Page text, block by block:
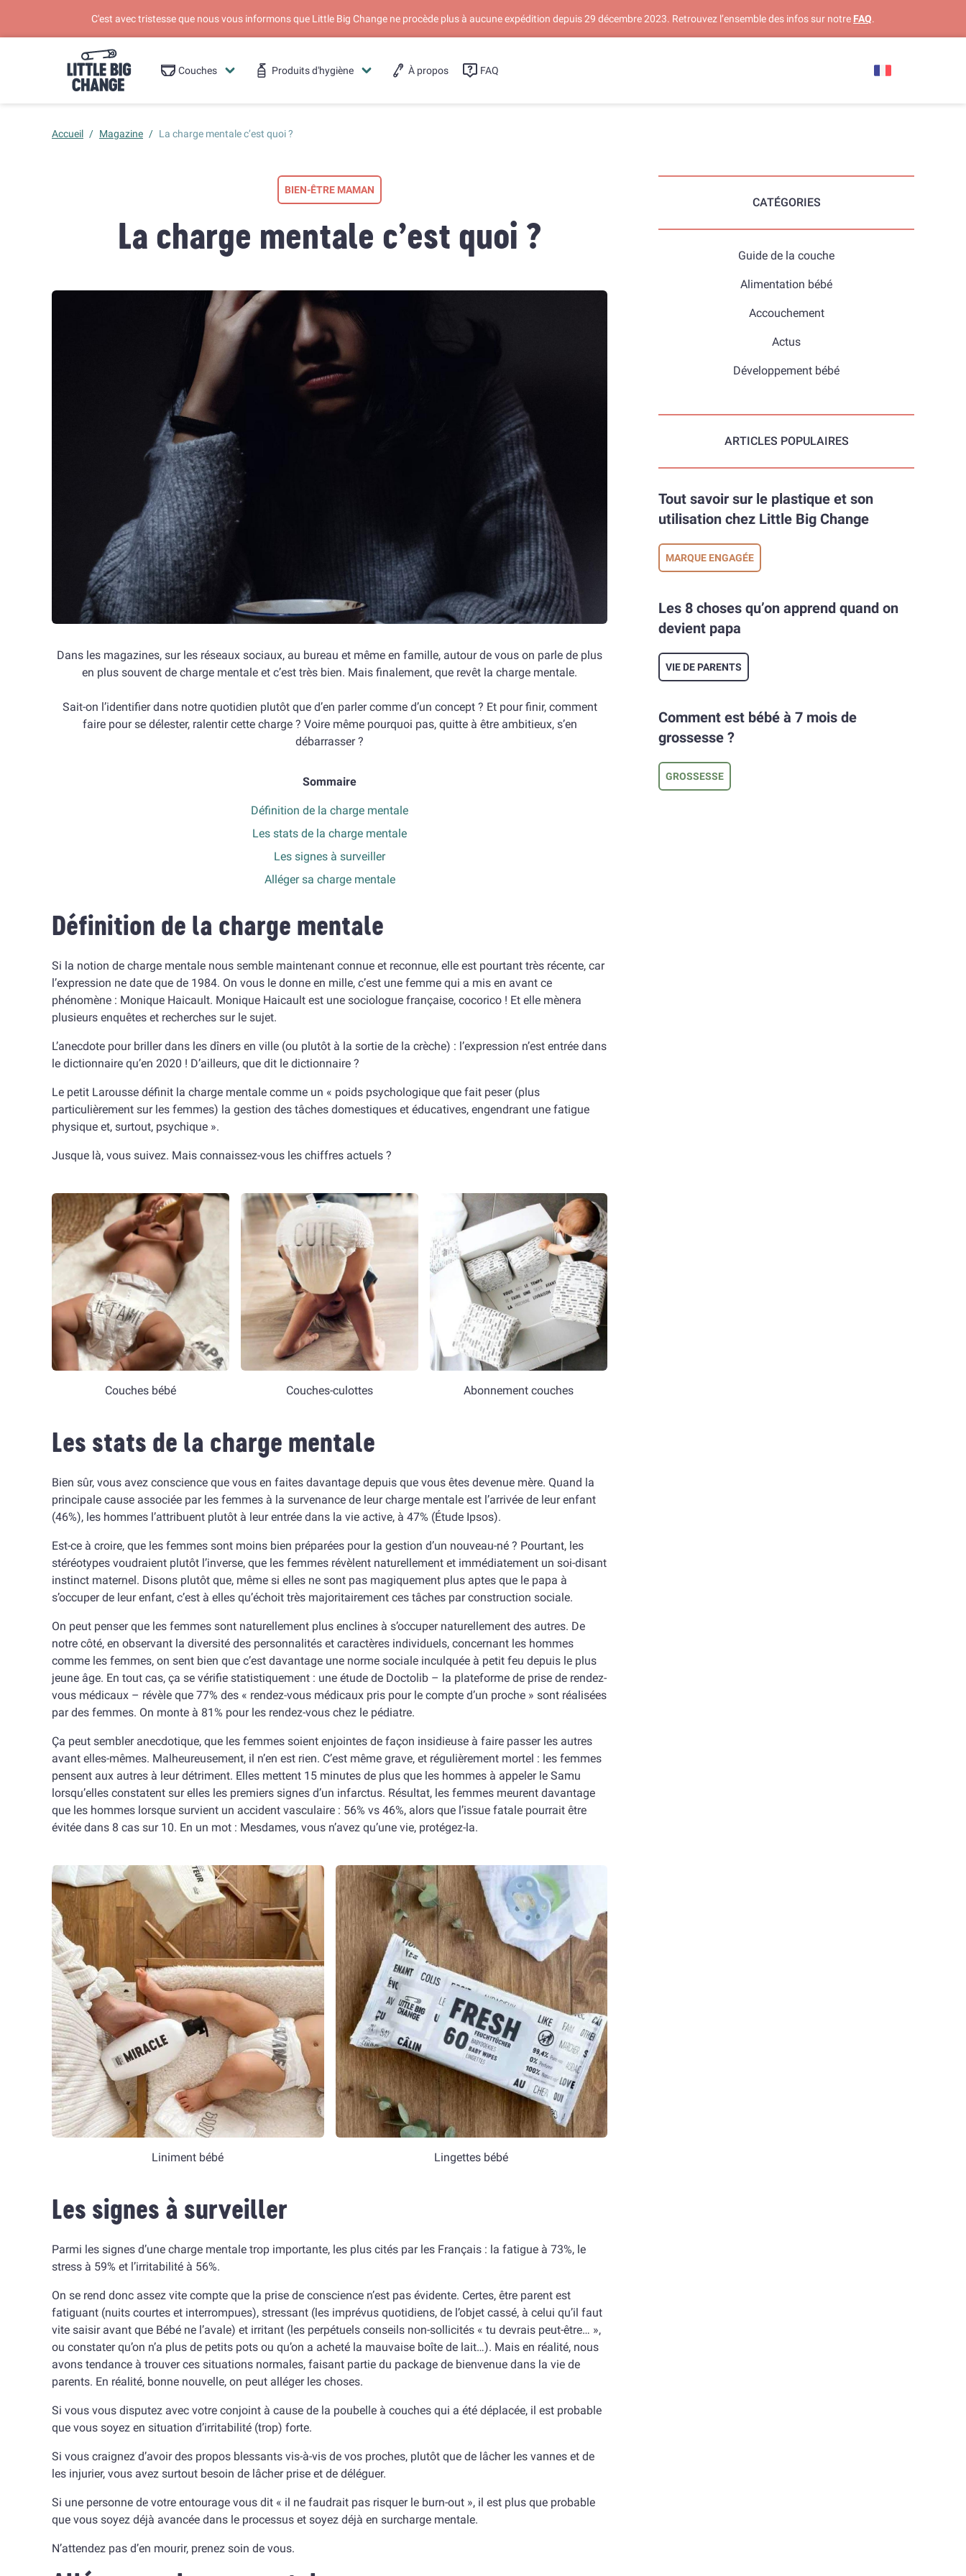
C'est avec tristesse que nous vous informons que Little Big Change ne procède plus à aucune expédition depuis 29 décembre 2023. Retrouvez l’ensemble des infos sur notre FAQ.
Couches Produits d'hygiène À propos FAQ
Accueil / Magazine / La charge mentale c’est quoi ?
BIEN-ÊTRE MAMAN
La charge mentale c’est quoi ?
Dans les magazines, sur les réseaux sociaux, au bureau et même en famille, autour de vous on parle de plus
en plus souvent de charge mentale et c’est très bien. Mais finalement, que revêt la charge mentale.
Sait-on l’identifier dans notre quotidien plutôt que d’en parler comme d’un concept ? Et pour finir, comment
faire pour se délester, ralentir cette charge ? Voire même pourquoi pas, quitte à être ambitieux, s’en
débarrasser ?
Sommaire
Définition de la charge mentale
Les stats de la charge mentale
Les signes à surveiller
Alléger sa charge mentale
Définition de la charge mentale
Si la notion de charge mentale nous semble maintenant connue et reconnue, elle est pourtant très récente, car
l’expression ne date que de 1984. On vous le donne en mille, c’est une femme qui a mis en avant ce
phénomène : Monique Haicault. Monique Haicault est une sociologue française, cocorico ! Et elle mènera
plusieurs enquêtes et recherches sur le sujet.
L’anecdote pour briller dans les dîners en ville (ou plutôt à la sortie de la crèche) : l’expression n’est entrée dans
le dictionnaire qu’en 2020 ! D’ailleurs, que dit le dictionnaire ?
Le petit Larousse définit la charge mentale comme un « poids psychologique que fait peser (plus
particulièrement sur les femmes) la gestion des tâches domestiques et éducatives, engendrant une fatigue
physique et, surtout, psychique ».
Jusque là, vous suivez. Mais connaissez-vous les chiffres actuels ?
Couches bébé Couches-culottes Abonnement couches
Les stats de la charge mentale
Bien sûr, vous avez conscience que vous en faites davantage depuis que vous êtes devenue mère. Quand la
principale cause associée par les femmes à la survenance de leur charge mentale est l’arrivée de leur enfant
(46%), les hommes l’attribuent plutôt à leur entrée dans la vie active, à 47% (Étude Ipsos).
Est-ce à croire, que les femmes sont moins bien préparées pour la gestion d’un nouveau-né ? Pourtant, les
stéréotypes voudraient plutôt l’inverse, que les femmes révèlent naturellement et immédiatement un soi-disant
instinct maternel. Disons plutôt que, même si elles ne sont pas magiquement plus aptes que le papa à
s’occuper de leur enfant, c’est à elles qu’échoit très majoritairement ces tâches par construction sociale.
On peut penser que les femmes sont naturellement plus enclines à s’occuper naturellement des autres. De
notre côté, en observant la diversité des personnalités et caractères individuels, concernant les hommes
comme les femmes, on sent bien que c’est davantage une norme sociale inculquée à petit feu depuis le plus
jeune âge. En tout cas, ça se vérifie statistiquement : une étude de Doctolib – la plateforme de prise de rendez-
vous médicaux – révèle que 77% des « rendez-vous médicaux pris pour le compte d’un proche » sont réalisées
par des femmes. On monte à 81% pour les rendez-vous chez le pédiatre.
Ça peut sembler anecdotique, que les femmes soient enjointes de façon insidieuse à faire passer les autres
avant elles-mêmes. Malheureusement, il n’en est rien. C’est même grave, et régulièrement mortel : les femmes
pensent aux autres à leur détriment. Elles mettent 15 minutes de plus que les hommes à appeler le Samu
lorsqu’elles constatent sur elles les premiers signes d’un infarctus. Résultat, les femmes meurent davantage
que les hommes lorsque survient un accident vasculaire : 56% vs 46%, alors que l’issue fatale pourrait être
évitée dans 8 cas sur 10. En un mot : Mesdames, vous n’avez qu’une vie, protégez-la.
Liniment bébé Lingettes bébé
Les signes à surveiller
Parmi les signes d’une charge mentale trop importante, les plus cités par les Français : la fatigue à 73%, le
stress à 59% et l’irritabilité à 56%.
On se rend donc assez vite compte que la prise de conscience n’est pas évidente. Certes, être parent est
fatiguant (nuits courtes et interrompues), stressant (les imprévus quotidiens, de l’objet cassé, à celui qu’il faut
vite saisir avant que Bébé ne l’avale) et irritant (les perpétuels conseils non-sollicités « tu devrais peut-être… »,
ou constater qu’on n’a plus de petits pots ou qu’on a acheté la mauvaise boîte de lait…). Mais en réalité, nous
avons tendance à trouver ces situations normales, faisant partie du package de bienvenue dans la vie de
parents. En réalité, bonne nouvelle, on peut alléger les choses.
Si vous vous disputez avec votre conjoint à cause de la poubelle à couches qui a été déplacée, il est probable
que vous soyez en situation d’irritabilité (trop) forte.
Si vous craignez d’avoir des propos blessants vis-à-vis de vos proches, plutôt que de lâcher les vannes et de
les injurier, vous avez surtout besoin de lâcher prise et de déléguer.
Si une personne de votre entourage vous dit « il ne faudrait pas risquer le burn-out », il est plus que probable
que vous soyez déjà avancée dans le processus et soyez déjà en surcharge mentale.
N’attendez pas d’en mourir, prenez soin de vous.
CATÉGORIES
Guide de la couche
Alimentation bébé
Accouchement
Actus
Développement bébé
ARTICLES POPULAIRES
Tout savoir sur le plastique et son
utilisation chez Little Big Change
MARQUE ENGAGÉE
Les 8 choses qu’on apprend quand on
devient papa
VIE DE PARENTS
Comment est bébé à 7 mois de
grossesse ?
GROSSESSE